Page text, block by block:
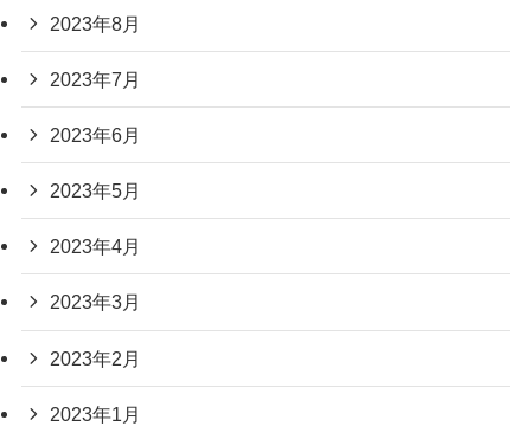
2023年8月
2023年7月
2023年6月
2023年5月
2023年4月
2023年3月
2023年2月
2023年1月